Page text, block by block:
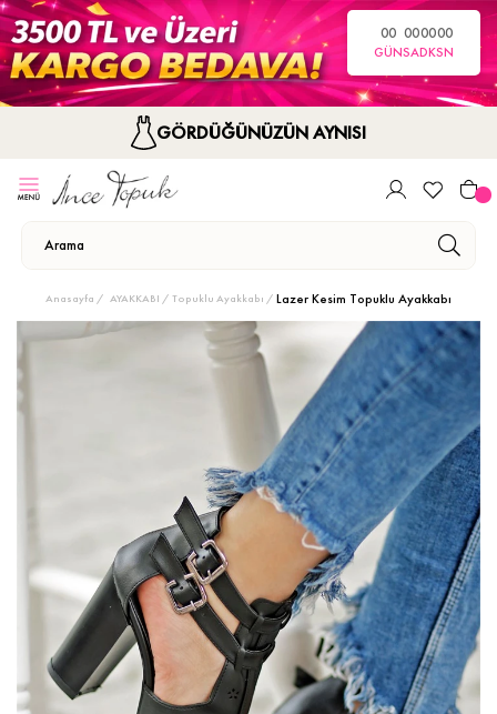
00
GÜN
00
SA
00
DK
00
SN
GÖRDÜĞÜNÜZÜN AYNISI
Anasayfa AYAKKABI Topuklu Ayakkabı Lazer Kesim Topuklu Ayakkabı